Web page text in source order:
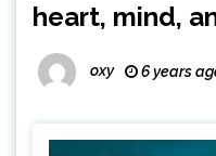
heart, mind,
oxy 6 years